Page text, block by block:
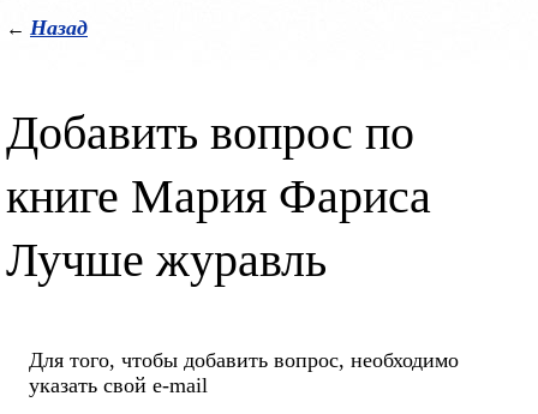
← Назад
Добавить вопрос по
книге Мария Фариса
Лучше журавль
Для того, чтобы добавить вопрос, необходимо
указать свой e-mail